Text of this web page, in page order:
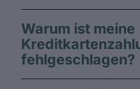
Warum ist meine
fehlgeschlagen?